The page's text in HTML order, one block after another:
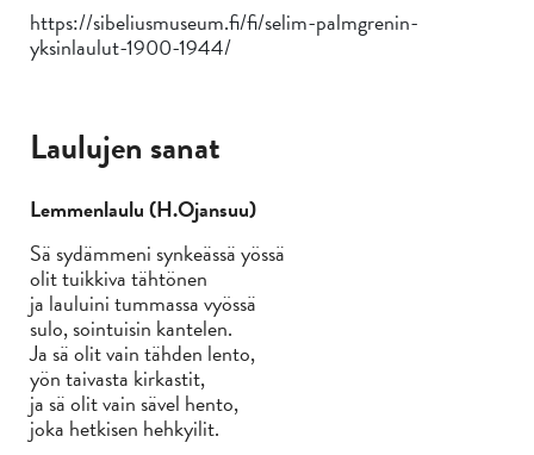
https://sibeliusmuseum.fi/fi/selim-palmgrenin-
yksinlaulut-1900-1944/
Laulujen sanat
Lemmenlaulu (H.Ojansuu)
Sä sydämmeni synkeässä yössä
olit tuikkiva tähtönen
ja lauluini tummassa vyössä
sulo, sointuisin kantelen.
Ja sä olit vain tähden lento,
yön taivasta kirkastit,
ja sä olit vain sävel hento,
joka hetkisen hehkyilit.